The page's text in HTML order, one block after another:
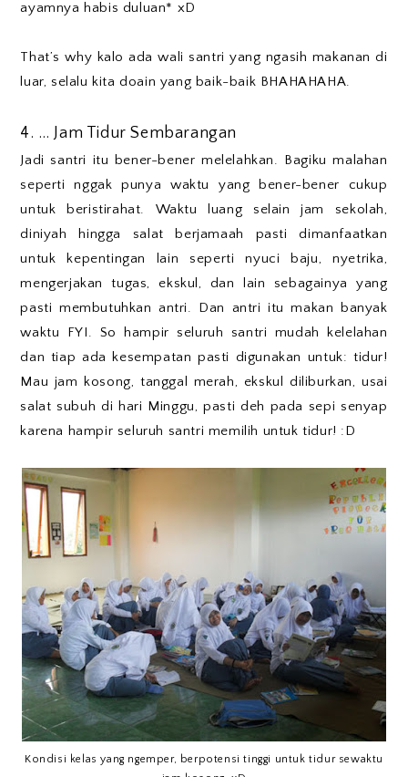
ayamnya habis duluan* xD
That’s why kalo ada wali santri yang ngasih makanan di
luar, selalu kita doain yang baik-baik BHAHAHAHA.
4. … Jam Tidur Sembarangan
Jadi santri itu bener-bener melelahkan. Bagiku malahan
seperti nggak punya waktu yang bener-bener cukup
untuk beristirahat. Waktu luang selain jam sekolah,
diniyah hingga salat berjamaah pasti dimanfaatkan
untuk kepentingan lain seperti nyuci baju, nyetrika,
mengerjakan tugas, ekskul, dan lain sebagainya yang
pasti membutuhkan antri. Dan antri itu makan banyak
waktu FYI. So hampir seluruh santri mudah kelelahan
dan tiap ada kesempatan pasti digunakan untuk: tidur!
Mau jam kosong, tanggal merah, ekskul diliburkan, usai
salat subuh di hari Minggu, pasti deh pada sepi senyap
karena hampir seluruh santri memilih untuk tidur! :D
Kondisi kelas yang ngemper, berpotensi tinggi untuk tidur sewaktu